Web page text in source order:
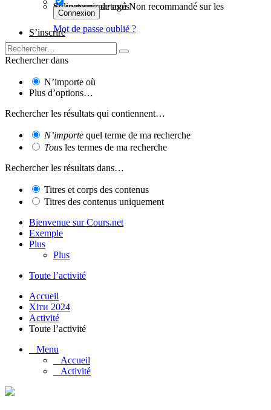
Se souvenir de moi
Non recommandé sur les ordinateurs partagés
Connexion
Mot de passe oublié ?
S’inscrire
Rechercher dans
N’importe où
Plus d’options…
Rechercher les résultats qui contiennent…
N’importe quel terme de ma recherche
Tous les termes de ma recherche
Rechercher les résultats dans…
Titres et corps des contenus
Titres des contenus uniquement
Bienvenue sur Cours.net
Exemple
Plus
Plus
Toute l’activité
Accueil
Хіти 2024
Activité
Toute l’activité
Menu
Accueil
Activité